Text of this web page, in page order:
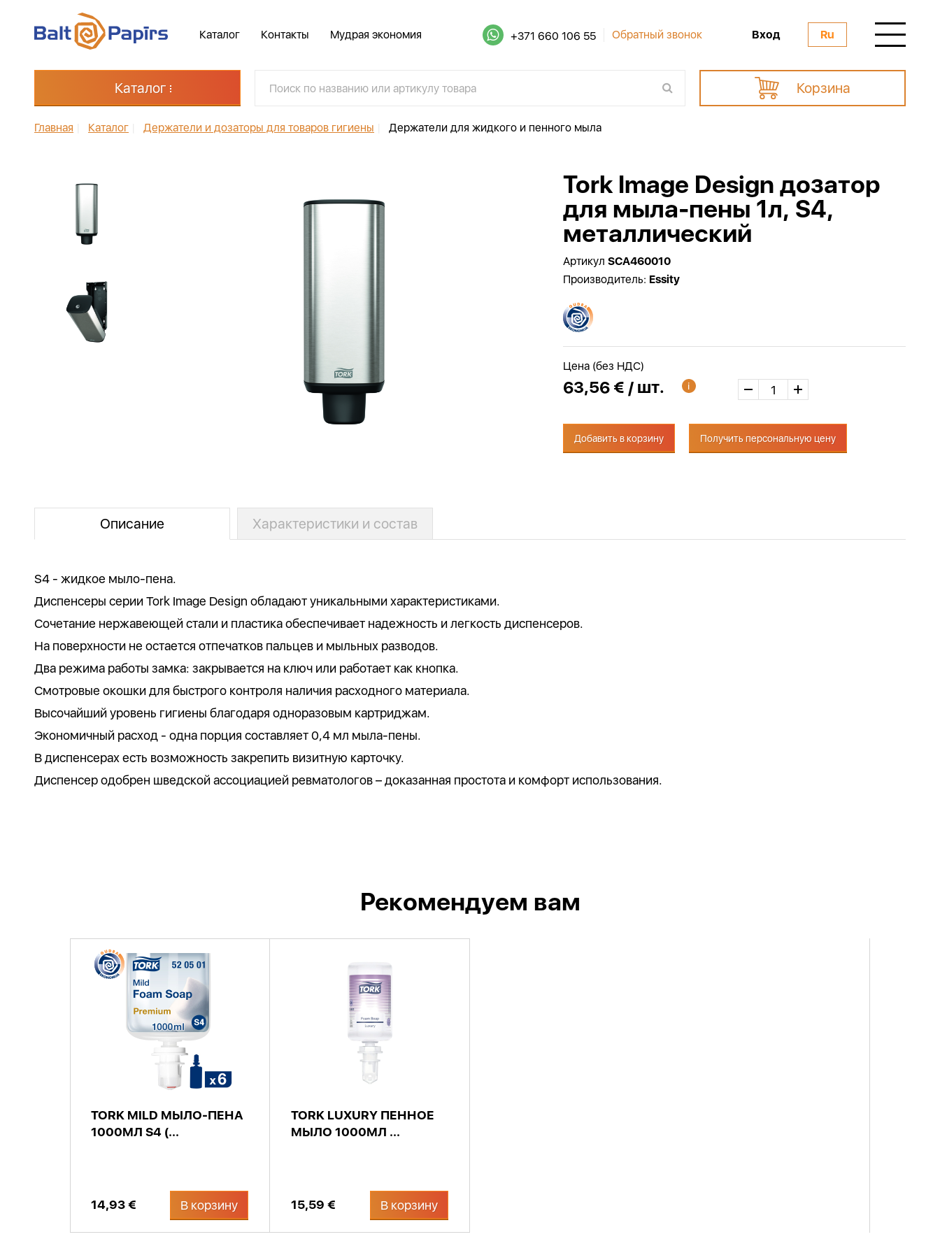
Каталог Контакты Мудрая экономия +371 660 106 55 Обратный звонок Вход Ru
Каталог Корзина
Главная Каталог Держатели и дозаторы для товаров гигиены Держатели для жидкого и пенного мыла
Tork Image Design дозатор
для мыла-пены 1л, S4,
металлический
Артикул SCA460010
Производитель: Essity
Цена (без НДС)
63,56 € / шт.
Добавить в корзину Получить персональную цену
Описание Характеристики и состав
S4 - жидкое мыло-пена.
Диспенсеры серии Tork Image Design обладают уникальными характеристиками.
Сочетание нержавеющей стали и пластика обеспечивает надежность и легкость диспенсеров.
На поверхности не остается отпечатков пальцев и мыльных разводов.
Два режима работы замка: закрывается на ключ или работает как кнопка.
Смотровые окошки для быстрого контроля наличия расходного материала.
Высочайший уровень гигиены благодаря одноразовым картриджам.
Экономичный расход - одна порция составляет 0,4 мл мыла-пены.
В диспенсерах есть возможность закрепить визитную карточку.
Диспенсер одобрен шведской ассоциацией ревматологов – доказанная простота и комфорт использования.
Рекомендуем вам
TORK MILD МЫЛО-ПЕНА
1000МЛ S4 (...
14,93 € В корзину
TORK LUXURY ПЕННОЕ
МЫЛО 1000МЛ ...
15,59 € В корзину